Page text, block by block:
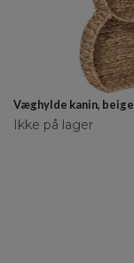
Væghylde kanin, beige
Ikke på lager